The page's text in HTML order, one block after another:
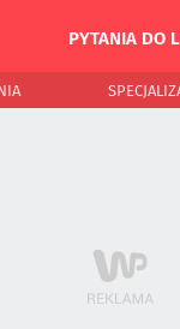
PYTANIA DO